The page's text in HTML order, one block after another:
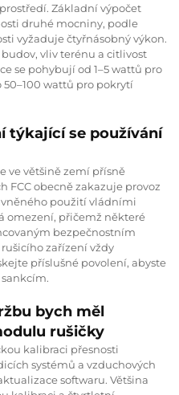
Základní výpočet
druhé mocniny, podle
vyžaduje čtyřnásobný výkon.
vliv terénu a citlivost
se pohybují od 1–5 wattů pro
50–100 wattů pro pokrytí
týkající se používání
ve většině zemí přísně
FCC obecně zakazuje provoz
použití vládními
omezení, přičemž některé
bezpečnostním
zařízení vždy
příslušné povolení, abyste
bych měl
rušičky
kalibraci přesnosti
systémů a vzduchových
softwaru. Většina